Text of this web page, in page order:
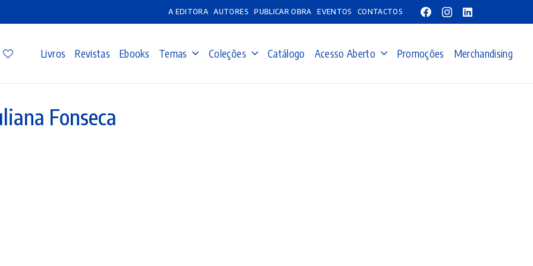
A EDITORA AUTORES PUBLICAR OBRA EVENTOS CONTACTOS
Livros Revistas Ebooks Temas Coleções Catálogo Acesso Aberto Promoções Merchandising
Fonseca